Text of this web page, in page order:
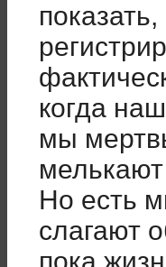
когда
мы
Но есть
слагают